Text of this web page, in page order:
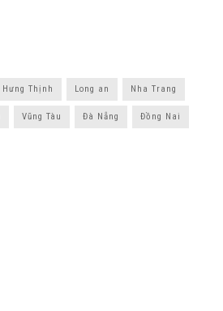
Hưng Thịnh Long an Nha Trang
Vũng Tàu Đà Nẵng Đồng Nai